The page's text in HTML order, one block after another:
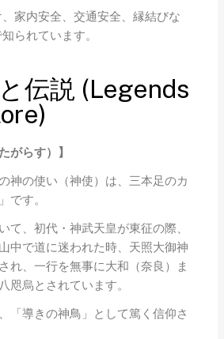
家内安全、交通安全、縁結びな
られています。
伝説 (Legends
がらす）】
神の使い（神使）は、三本足のカ
です。
て、初代・神武天皇が東征の際、
中で道に迷われた時、天照大御神
れ、一行を無事に大和（奈良）ま
咫烏とされています。
「導きの神鳥」として篤く信仰さ